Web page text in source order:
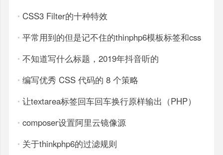
CSS3 Filter的十种特效
平常用到的但是记不住的thinphp6模板标签和css
不知道写什么标题，2019年抖音听的
编写优秀 CSS 代码的 8 个策略
让textarea标签回车回车换行原样输出（PHP）
composer设置阿里云镜像源
关于thinkphp6的过滤规则